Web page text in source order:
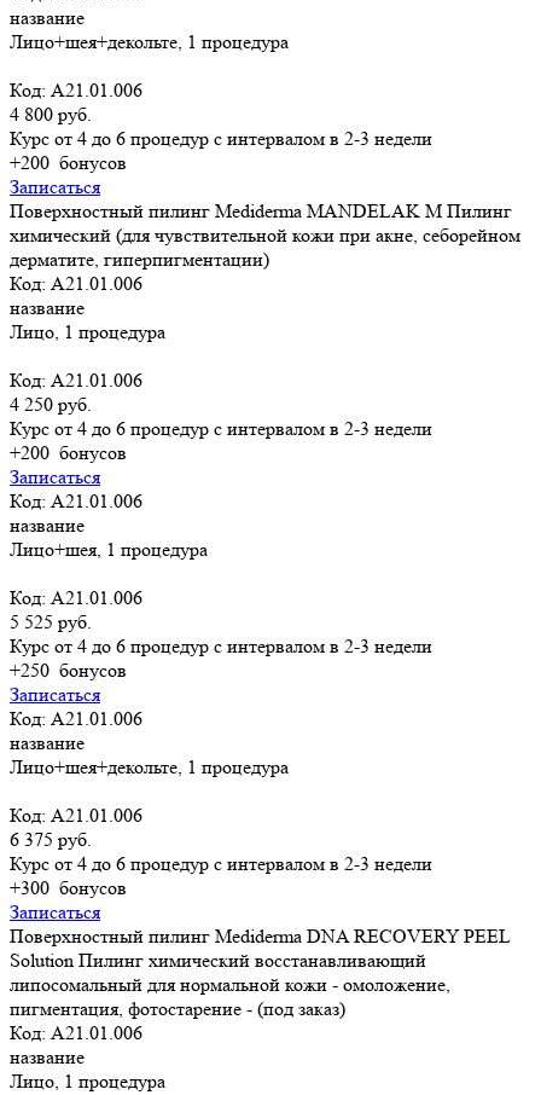
название
Лицо+шея+декольте, 1 процедура
Код: А21.01.006
4 800 руб.
Курс от 4 до 6 процедур с интервалом в 2-3 недели
+200 бонусов
Записаться
Поверхностный пилинг Mediderma MANDELAK M Пилинг
химический (для чувствительной кожи при акне, себорейном
дерматите, гиперпигментации)
Код: А21.01.006
название
Лицо, 1 процедура
Код: А21.01.006
4 250 руб.
Курс от 4 до 6 процедур с интервалом в 2-3 недели
+200 бонусов
Записаться
Код: А21.01.006
название
Лицо+шея, 1 процедура
Код: А21.01.006
5 525 руб.
Курс от 4 до 6 процедур с интервалом в 2-3 недели
+250 бонусов
Записаться
Код: А21.01.006
название
Лицо+шея+декольте, 1 процедура
Код: А21.01.006
6 375 руб.
Курс от 4 до 6 процедур с интервалом в 2-3 недели
+300 бонусов
Записаться
Поверхностный пилинг Mediderma DNA RECOVERY PEEL
Solution Пилинг химический восстанавливающий
липосомальный для нормальной кожи - омоложение,
пигментация, фотостарение - (под заказ)
Код: А21.01.006
название
Лицо, 1 процедура